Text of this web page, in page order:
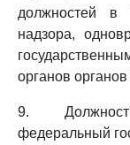
должностей в
надзора,
органов
9.
федеральный